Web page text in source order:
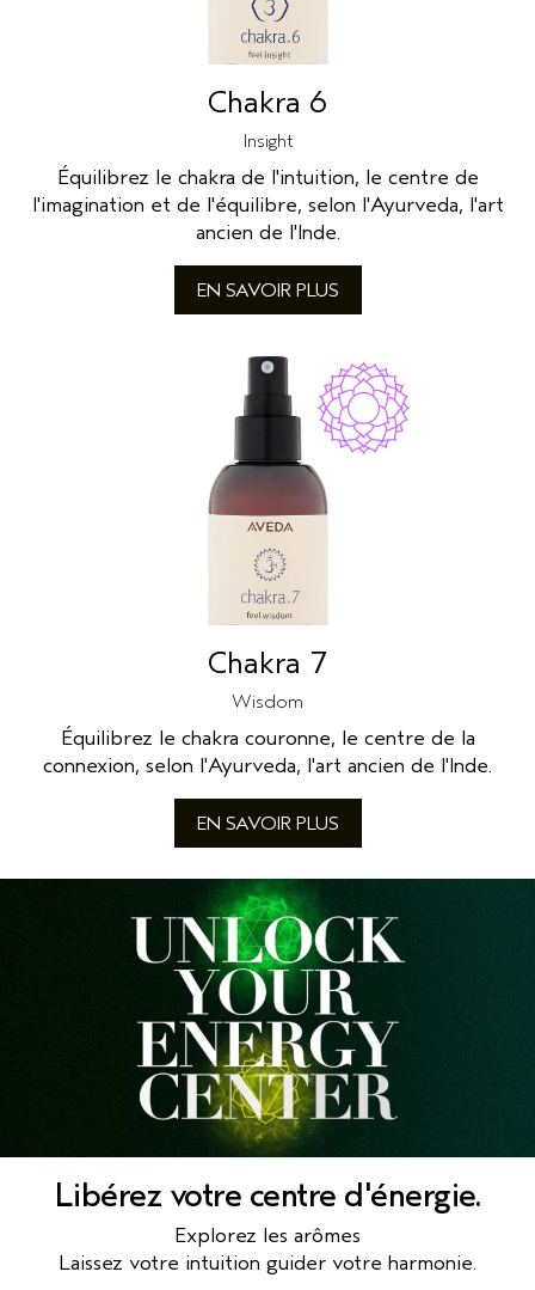
Chakra 6
Insight
Équilibrez le chakra de l'intuition, le centre de
l'imagination et de l'équilibre, selon l'Ayurveda, l'art
ancien de l'Inde.
EN SAVOIR PLUS
Chakra 7
Wisdom
Équilibrez le chakra couronne, le centre de la
connexion, selon l'Ayurveda, l'art ancien de l'Inde.
EN SAVOIR PLUS
Libérez votre centre d'énergie.
Explorez les arômes
Laissez votre intuition guider votre harmonie.